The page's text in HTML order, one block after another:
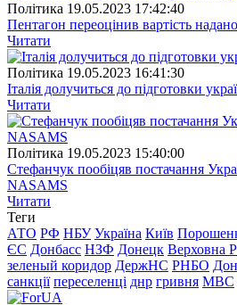
Полiтика 19.05.2023 17:42:40
Пентагон переоцінив вартість
Читати
Полiтика 19.05.2023 16:41:30
Італія долучиться до підготовки
Читати
Полiтика 19.05.2023 15:40:00
Стефанчук пообіцяв постачання
NASAMS
Читати
Теги
АТО РФ НБУ Україна Київ
ЄС Донбасс НЗФ Донецк Верховна
зеленый коридор ДержНС РНБО
санкції переселенці днр гривня МВС